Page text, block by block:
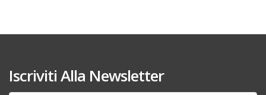
Iscriviti Alla Newsletter